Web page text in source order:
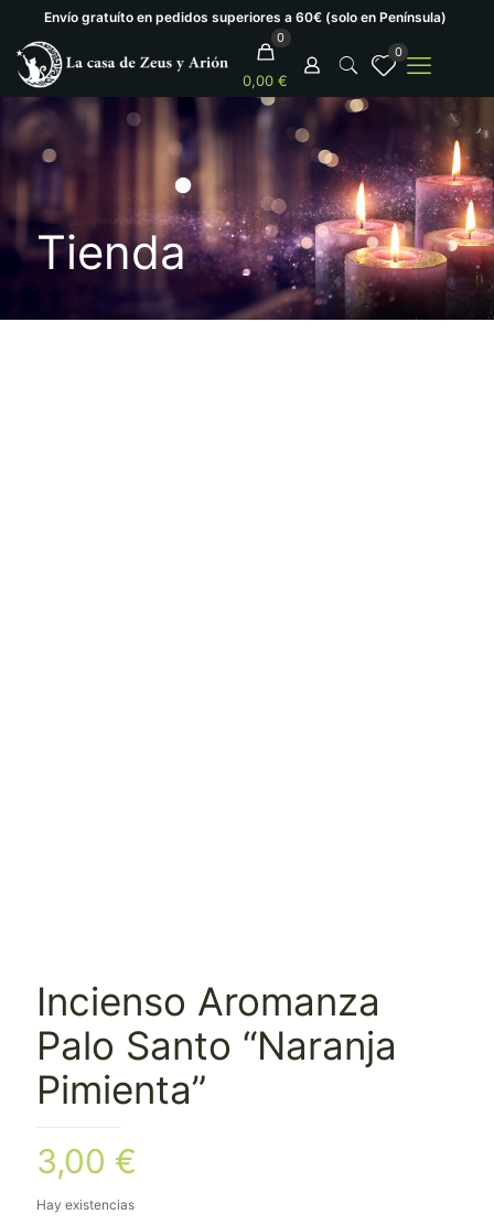
Envío gratuíto en pedidos superiores a 60€ (solo en Península)
0
0,00 €
0
Tienda
Incienso Aromanza
Palo Santo “Naranja
Pimienta”
3,00 €
Hay existencias